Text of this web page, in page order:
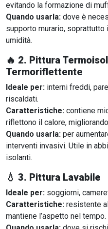
evitando la formazione di
Quando usarla: dove è
supporto murario,
umidità.
🔥 2. Pittura
Termoriflettente
Ideale per: interni freddi,
riscaldati.
Caratteristiche: contiene
riflettono il calore,
Quando usarla: per
interventi invasivi. Utile in
isolanti.
💧 3. Pittura Lavabile
Ideale per: soggiorni,
Caratteristiche: resistente
mantiene l’aspetto nel tempo.